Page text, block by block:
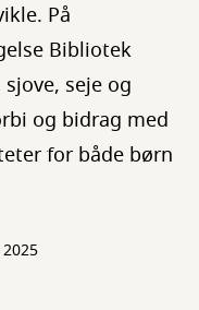
På
Bibliotek
seje og
og bidrag med
for både børn